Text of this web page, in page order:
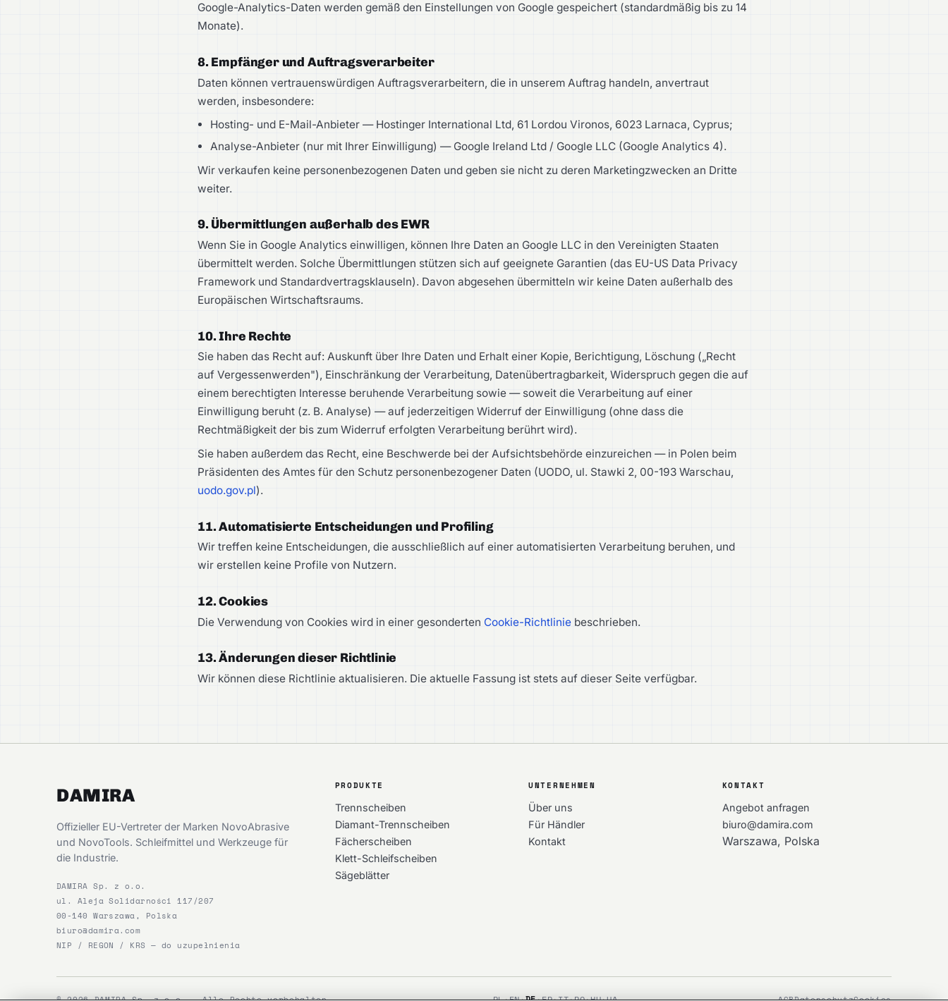
Google-Analytics-Daten werden gemäß den Einstellungen von Google gespeichert (standardmäßig bis zu 14
Monate).
8. Empfänger und Auftragsverarbeiter
Daten können vertrauenswürdigen Auftragsverarbeitern, die in unserem Auftrag handeln, anvertraut
werden, insbesondere:
Hosting- und E-Mail-Anbieter — Hostinger International Ltd, 61 Lordou Vironos, 6023 Larnaca, Cyprus;
Analyse-Anbieter (nur mit Ihrer Einwilligung) — Google Ireland Ltd / Google LLC (Google Analytics 4).
Wir verkaufen keine personenbezogenen Daten und geben sie nicht zu deren Marketingzwecken an Dritte
weiter.
9. Übermittlungen außerhalb des EWR
Wenn Sie in Google Analytics einwilligen, können Ihre Daten an Google LLC in den Vereinigten Staaten
übermittelt werden. Solche Übermittlungen stützen sich auf geeignete Garantien (das EU-US Data Privacy
Framework und Standardvertragsklauseln). Davon abgesehen übermitteln wir keine Daten außerhalb des
Europäischen Wirtschaftsraums.
10. Ihre Rechte
Sie haben das Recht auf: Auskunft über Ihre Daten und Erhalt einer Kopie, Berichtigung, Löschung („Recht
auf Vergessenwerden"), Einschränkung der Verarbeitung, Datenübertragbarkeit, Widerspruch gegen die auf
einem berechtigten Interesse beruhende Verarbeitung sowie — soweit die Verarbeitung auf einer
Einwilligung beruht (z. B. Analyse) — auf jederzeitigen Widerruf der Einwilligung (ohne dass die
Rechtmäßigkeit der bis zum Widerruf erfolgten Verarbeitung berührt wird).
Sie haben außerdem das Recht, eine Beschwerde bei der Aufsichtsbehörde einzureichen — in Polen beim
Präsidenten des Amtes für den Schutz personenbezogener Daten (UODO, ul. Stawki 2, 00-193 Warschau,
uodo.gov.pl).
11. Automatisierte Entscheidungen und Profiling
Wir treffen keine Entscheidungen, die ausschließlich auf einer automatisierten Verarbeitung beruhen, und
wir erstellen keine Profile von Nutzern.
12. Cookies
Die Verwendung von Cookies wird in einer gesonderten Cookie-Richtlinie beschrieben.
13. Änderungen dieser Richtlinie
Wir können diese Richtlinie aktualisieren. Die aktuelle Fassung ist stets auf dieser Seite verfügbar.
DAMIRA
Offizieller EU-Vertreter der Marken NovoAbrasive
und NovoTools. Schleifmittel und Werkzeuge für
die Industrie.
DAMIRA Sp. z o.o.
ul. Aleja Solidarności 117/207
00-140 Warszawa, Polska
biuro@damira.com
NIP / REGON / KRS — do uzupełnienia
PRODUKTE
Trennscheiben
Diamant-Trennscheiben
Fächerscheiben
Klett-Schleifscheiben
Sägeblätter
UNTERNEHMEN
Über uns
Für Händler
Kontakt
KONTAKT
Angebot anfragen
biuro@damira.com
Warszawa, Polska
DE